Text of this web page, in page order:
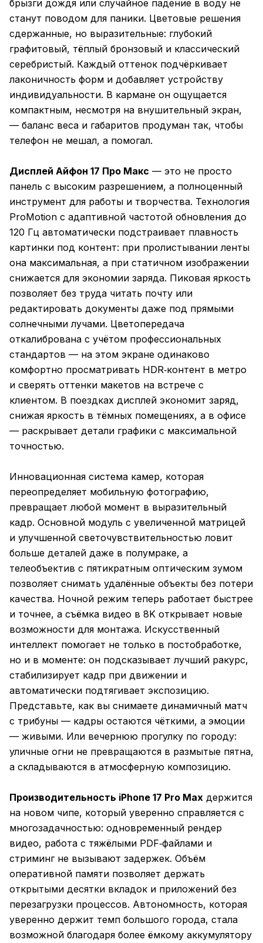
брызги дождя или случайное падение в воду не
станут поводом для паники. Цветовые решения
сдержанные, но выразительные: глубокий
графитовый, тёплый бронзовый и классический
серебристый. Каждый оттенок подчёркивает
лаконичность форм и добавляет устройству
индивидуальности. В кармане он ощущается
компактным, несмотря на внушительный экран,
— баланс веса и габаритов продуман так, чтобы
телефон не мешал, а помогал.
Дисплей Айфон 17 Про Макс — это не просто
панель с высоким разрешением, а полноценный
инструмент для работы и творчества. Технология
ProMotion с адаптивной частотой обновления до
120 Гц автоматически подстраивает плавность
картинки под контент: при пролистывании ленты
она максимальная, а при статичном изображении
снижается для экономии заряда. Пиковая яркость
позволяет без труда читать почту или
редактировать документы даже под прямыми
солнечными лучами. Цветопередача
откалибрована с учётом профессиональных
стандартов — на этом экране одинаково
комфортно просматривать HDR‑контент в метро
и сверять оттенки макетов на встрече с
клиентом. В поездках дисплей экономит заряд,
снижая яркость в тёмных помещениях, а в офисе
— раскрывает детали графики с максимальной
точностью.
Инновационная система камер, которая
переопределяет мобильную фотографию,
превращает любой момент в выразительный
кадр. Основной модуль с увеличенной матрицей
и улучшенной светочувствительностью ловит
больше деталей даже в полумраке, а
телеобъектив с пятикратным оптическим зумом
позволяет снимать удалённые объекты без потери
качества. Ночной режим теперь работает быстрее
и точнее, а съёмка видео в 8K открывает новые
возможности для монтажа. Искусственный
интеллект помогает не только в постобработке,
но и в моменте: он подсказывает лучший ракурс,
стабилизирует кадр при движении и
автоматически подтягивает экспозицию.
Представьте, как вы снимаете динамичный матч
с трибуны — кадры остаются чёткими, а эмоции
— живыми. Или вечернюю прогулку по городу:
уличные огни не превращаются в размытые пятна,
а складываются в атмосферную композицию.
Производительность iPhone 17 Pro Max держится
на новом чипе, который уверенно справляется с
многозадачностью: одновременный рендер
видео, работа с тяжёлыми PDF‑файлами и
стриминг не вызывают задержек. Объём
оперативной памяти позволяет держать
открытыми десятки вкладок и приложений без
перезагрузки процессов. Автономность, которая
уверенно держит темп большого города, стала
возможной благодаря более ёмкому аккумулятору